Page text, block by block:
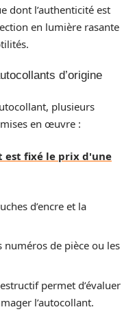
dont l’authenticité est
en lumière rasante
d’origine
plusieurs
en œuvre :
est fixé le prix d'une
d’encre et la
numéros de pièce ou les
permet d’évaluer
l’autocollant.